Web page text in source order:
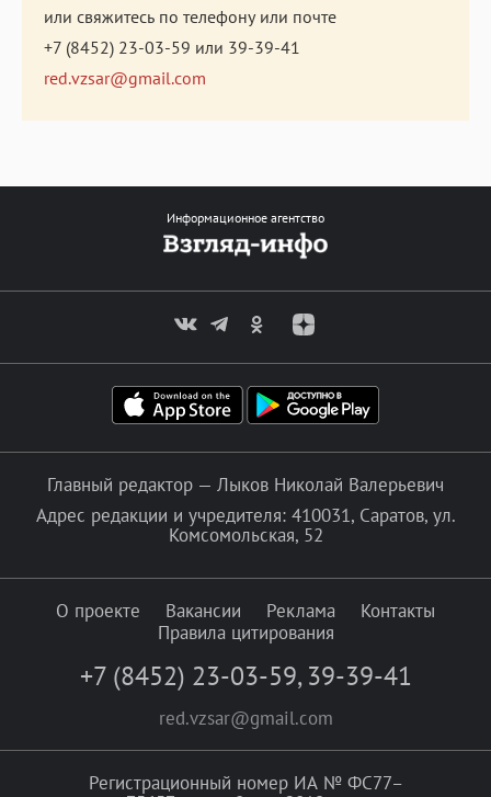
или свяжитесь по телефону или почте
+7 (8452) 23-03-59 или 39-39-41
red.vzsar@gmail.com
Информационное агентство
Главный редактор — Лыков Николай Валерьевич
Адрес редакции и учредителя: 410031, Саратов, ул.
Комсомольская, 52
О проекте Вакансии Реклама
Контакты
Правила цитирования
+7 (8452) 23-03-59, 39-39-41
red.vzsar@gmail.com
Регистрационный номер ИА № ФС77–